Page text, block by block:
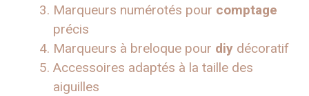
Marqueurs numérotés pour comptage
précis
Marqueurs à breloque pour diy décoratif
Accessoires adaptés à la taille des
aiguilles